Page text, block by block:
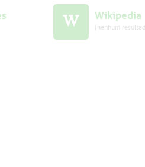
Wikipedia
(nenhum